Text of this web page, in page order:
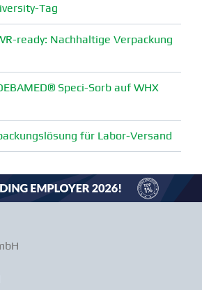
Tag
ready: Nachhaltige Verpa­ckung
Speci-Sorb auf WHX
für Labor-Versand